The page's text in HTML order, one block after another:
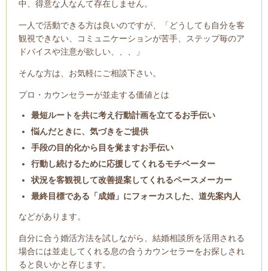
中、得意な人なんて存在しません。
一人で活動できる方は良いのですが、「どうしても自分を客
観視できない、コミュニケーションが苦手、ステップ毎のア
ドバイスや注意が欲しい、、、」
そんな方は、お気軽にご相談下さい。
プロ・カウンセラーが並走する価値とは
最短ルートを共に考え行動計画を立てるお手伝い
悩んだときに、気づきをご提供
手段の目的化から目を覚ますお手伝い
行動し続けるために応援してくれるモチベーター
状況を客観視して改善提案してくれるペースメーカー
最終目標である「成婚」にフォーカスした、道先案内人
などがあります。
自分に合う婚活方法を試しながら、結婚相談所を活用される
場合には並走してくれる息の合うカウンセラーをお探しされ
ると良いかと存じます。